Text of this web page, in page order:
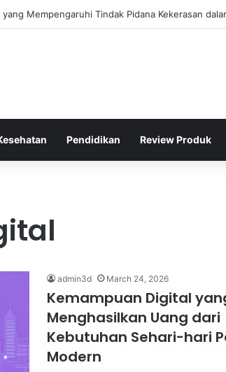
Kepolisian Dalam Penanganan Kejahatan Siber
Pendidikan Review Produk
admin3d March 24, 2026
Kemampuan Digital
Menghasilkan Uang dari
Kebutuhan Sehari-hari
Modern